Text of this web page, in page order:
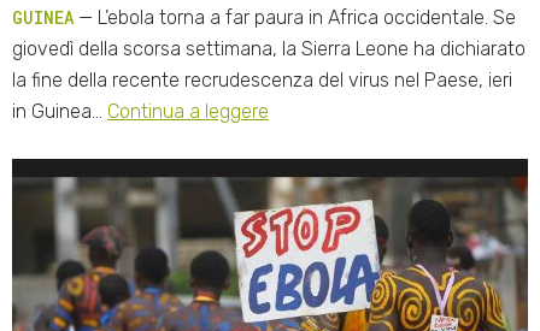
GUINEA — L’ebola torna a far paura in Africa occidentale. Se
giovedì della scorsa settimana, la Sierra Leone ha dichiarato
la fine della recente recrudescenza del virus nel Paese, ieri
in Guinea… Continua a leggere